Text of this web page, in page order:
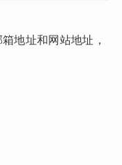
地址和网站地址，